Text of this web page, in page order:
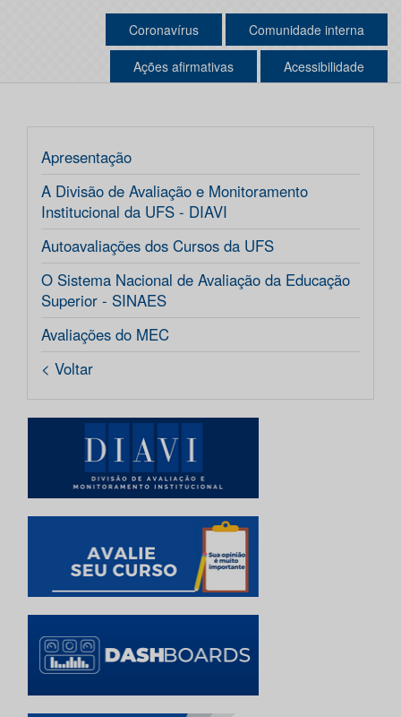
Coronavírus Comunidade interna
Ações afirmativas Acessibilidade
Apresentação
A Divisão de Avaliação e Monitoramento
Institucional da UFS - DIAVI
Autoavaliações dos Cursos da UFS
O Sistema Nacional de Avaliação da Educação
Superior - SINAES
Avaliações do MEC
< Voltar